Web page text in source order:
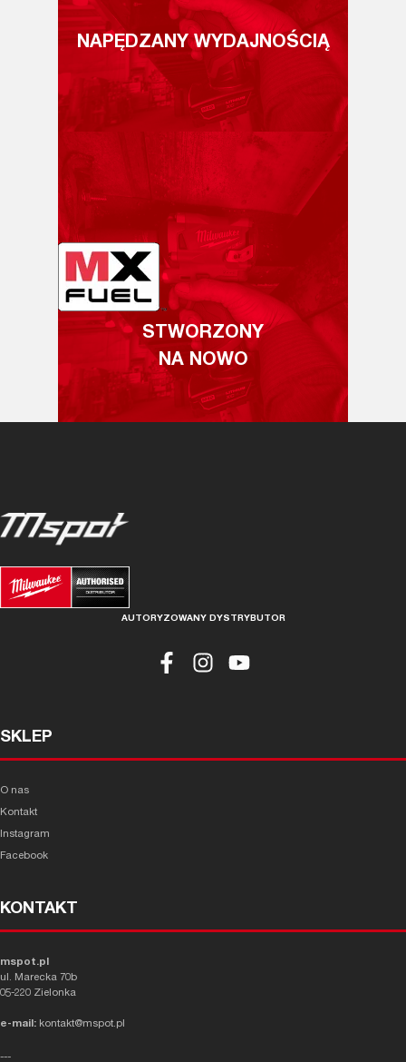
NAPĘDZANY WYDAJNOŚCIĄ
STWORZONY
NA NOWO
AUTORYZOWANY DYSTRYBUTOR
SKLEP
O nas
Kontakt
Instagram
Facebook
KONTAKT
mspot.pl
ul. Marecka 70b
05-220 Zielonka
e-mail: kontakt@mspot.pl
---